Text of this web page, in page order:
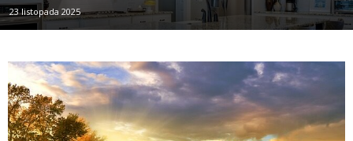
23 listopada 2025